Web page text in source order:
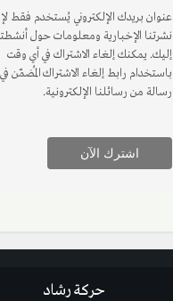
عنوان بريدك الإلكتروني يُستخدم فقط
نشرتنا الإخبارية ومعلومات حول
إليك. يمكنك إلغاء الاشتراك في أي وقت
باستخدام رابط إلغاء الاشتراك المُضمّن
رسالة من رسائلنا الإلكترونية.
حركة رشاد